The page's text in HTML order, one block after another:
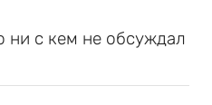
ни с кем не обсуждал